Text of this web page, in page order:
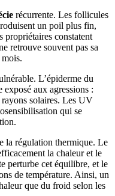
récurrente. Les follicules
un poil plus fin,
propriétaires constatent
retrouve souvent pas sa
L’épiderme du
exposé aux agressions :
rayons solaires. Les UV
qui se
la régulation thermique. Le
la chaleur et le
perturbe cet équilibre, et le
de température. Ainsi, un
que du froid selon les